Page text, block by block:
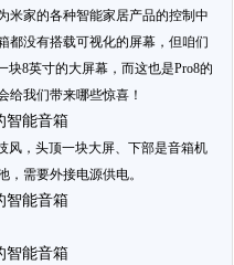
米家的各种智能家居产品的控制中
都没有搭载可视化的屏幕，但咱们
块8英寸的大屏幕，而这也是Pro8的
给我们带来哪些惊喜！
风，头顶一块大屏、下部是音箱机
需要外接电源供电。